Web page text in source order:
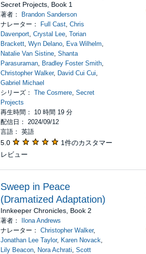
Secret Projects, Book 1
著者：
Brandon Sanderson
ナレーター：
Full Cast,Chris
Davenport,Crystal Lee,Torian
Brackett,Wyn Delano, Eva Wilhelm,
Natalie Van Sistine,Shanta
Parasuraman, Bradley Foster Smith,
Christopher Walker, David Cui Cui,
Gabriel Michael
シリーズ：The Cosmere,Secret
Projects
再生時間： 10 時間 19 分
配信日： 2024/09/12
言語： 英語
5.0
1件のカスタマー
レビュー
Sweep in Peace
(Dramatized Adaptation)
Innkeeper Chronicles, Book 2
著者：
Ilona Andrews
ナレーター：Christopher Walker,
Jonathan Lee Taylor, Karen Novack,
Lily Beacon, Nora Achrati,Scott